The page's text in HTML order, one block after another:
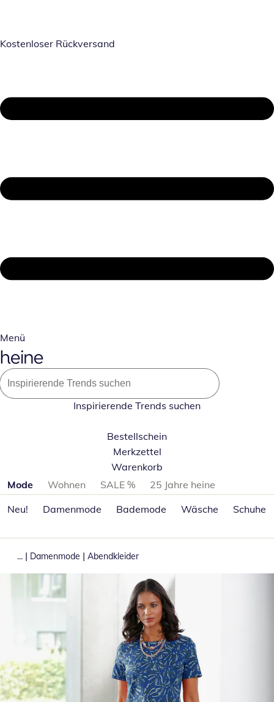
Kostenloser Rückversand
Menü
Inspirierende Trends suchen
Bestellschein
Merkzettel
Warenkorb
Produktkategorien überspringen
Mode Wohnen SALE %
25 Jahre heine
Neu!
Damenmode Bademode Wäsche Schuhe
... | Damenmode | Abendkleider